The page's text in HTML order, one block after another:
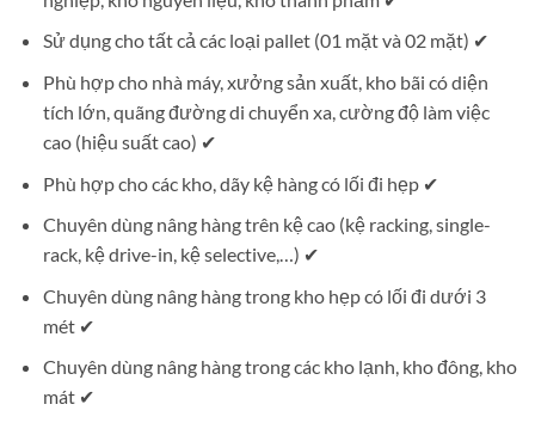
Sử dụng cho tất cả các loại pallet (01 mặt và 02 mặt) ✔
Phù hợp cho nhà máy, xưởng sản xuất, kho bãi có diện
tích lớn, quãng đường di chuyển xa, cường độ làm việc
cao (hiệu suất cao) ✔
Phù hợp cho các kho, dãy kệ hàng có lối đi hẹp ✔
Chuyên dùng nâng hàng trên kệ cao (kệ racking, single-
rack, kệ drive-in, kệ selective,…) ✔
Chuyên dùng nâng hàng trong kho hẹp có lối đi dưới 3
mét ✔
Chuyên dùng nâng hàng trong các kho lạnh, kho đông, kho
mát ✔